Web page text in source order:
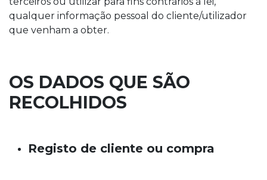
qualquer informação pessoal do cliente/utilizador
que venham a obter.
OS DADOS QUE SÃO
RECOLHIDOS
Registo de cliente ou compra